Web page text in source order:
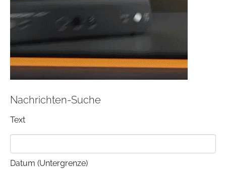
Nachrichten-Suche
Text
Datum (Untergrenze)